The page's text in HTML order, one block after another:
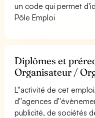
un code qui permet
Pôle Emploi
Diplômes et
Organisateur /
L''activité de cet
d''agences
publicité, de sociétés